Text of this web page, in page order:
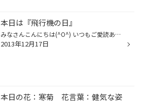
本日は『飛行機の日』
みなさんこんにちは(^O^) いつもご愛読ありがとうございます♪ 普段なら今日（火曜日）は定休日なんですが 今週から定休日も営業しています(^O^)！！ そぉいえば当店１０月にリニューアルをしたんですが、 スタッドレスの履き替えで春ぶりにご来店されたお客様は みなさま、驚いていらっしゃいます(^...
2013年12月17日
本日の花：寒菊 花言葉：健気な姿